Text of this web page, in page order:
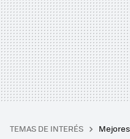
TEMAS DE INTERÉS